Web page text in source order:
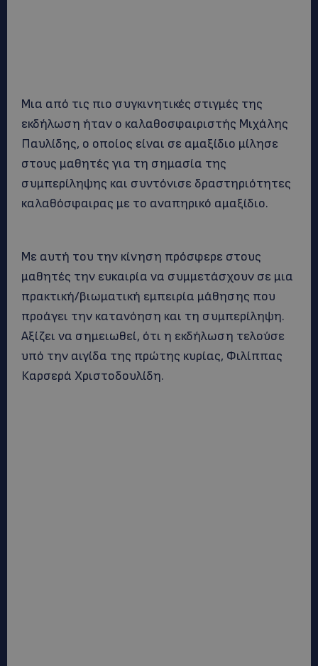
Μια από τις πιο συγκινητικές στιγμές της
εκδήλωση ήταν ο καλαθοσφαιριστής Μιχάλης
Παυλίδης, ο οποίος είναι σε αμαξίδιο μίλησε
στους μαθητές για τη σημασία της
συμπερίληψης και συντόνισε δραστηριότητες
καλαθόσφαιρας με το αναπηρικό αμαξίδιο.
Με αυτή του την κίνηση πρόσφερε στους
μαθητές την ευκαιρία να συμμετάσχουν σε μια
πρακτική/βιωματική εμπειρία μάθησης που
προάγει την κατανόηση και τη συμπερίληψη.
Αξίζει να σημειωθεί, ότι η εκδήλωση τελούσε
υπό την αιγίδα της πρώτης κυρίας, Φιλίππας
Καρσερά Χριστοδουλίδη.